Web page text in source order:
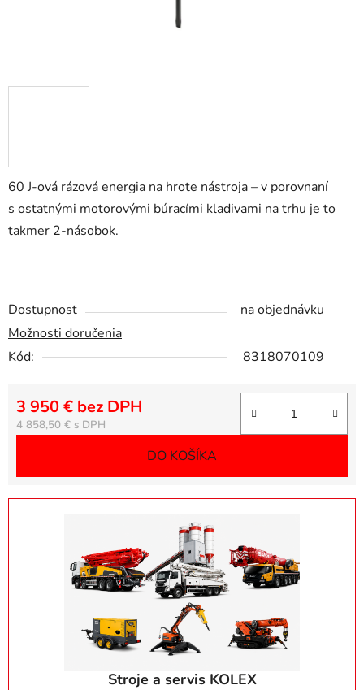
60 J-ová rázová energia na hrote nástroja – v porovnaní
s ostatnými motorovými búracími kladivami na trhu je to
takmer 2-násobok.
Dostupnosť
na objednávku
Možnosti doručenia
Kód:
8318070109
4 858,50 €
3 950 € bez DPH
DO KOŠÍKA
Stroje a servis KOLEX